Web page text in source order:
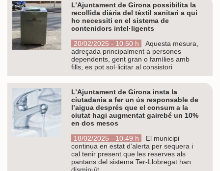
L’Ajuntament de Girona possibilita la
recollida diària del tèxtil sanitari a qui
ho necessiti en el sistema de
contenidors intel·ligents
20/02/2025 - 10.50 h
Aquesta mesura,
adreçada principalment a persones
dependents, gent gran o famílies amb
fills, es pot sol·licitar al consistori
L’Ajuntament de Girona insta la
ciutadania a fer un ús responsable de
l’aigua després que el consum a la
ciutat hagi augmentat gairebé un 10%
en dos mesos
18/02/2025 - 10.49 h
El municipi
continua en estat d’alerta per sequera i
cal tenir present que les reserves als
pantans del sistema Ter-Llobregat han
disminuït